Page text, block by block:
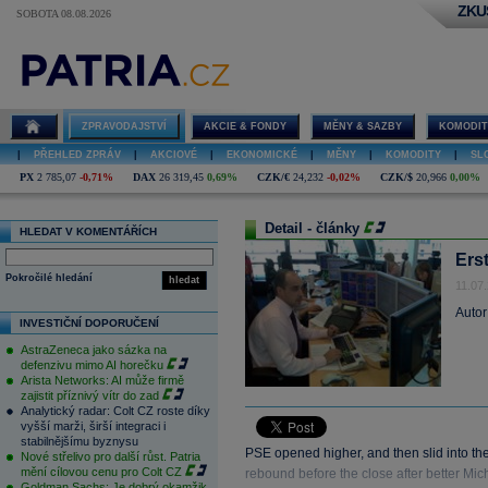
SOBOTA 08.08.2026
ZPRAVODAJSTVÍ AKCIE & FONDY MĚNY & SAZBY
PŘEHLED ZPRÁV AKCIOVÉ EKONOMICKÉ MĚNY KOMODITY
PX 2 785,07 -0,71% DAX 26 319,45 0,69% CZK/€ 24,232 -0,02% CZK/$ 20,966 0,00%
HLEDAT V KOMENTÁŘÍCH
hledat
Pokročilé hledání
INVESTIČNÍ DOPORUČENÍ
AstraZeneca jako sázka na
defenzivu mimo AI horečku
Arista Networks: AI může firmě
zajistit příznivý vítr do zad
Analytický radar: Colt CZ roste díky
vyšší marži, širší integraci i
stabilnějšímu byznysu
Nové střelivo pro další růst. Patria
mění cílovou cenu pro Colt CZ
Detail - články
PSE opened higher, and then slid into
rebound before the close after better